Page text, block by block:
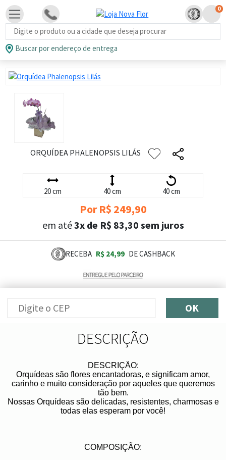
Busca de produtos
0
Buscar por endereço de entrega
ORQUÍDEA PHALENOPSIS LILÁS
20 cm 40 cm 40 cm
Por R$ 249,90
em até3x de R$ 83,30 sem juros
RECEBA R$ 24,99 DE CASHBACK
OK
DESCRIÇÃO
DESCRIÇÃO:
Orquídeas são flores encantadoras, e significam amor,
carinho e muito consideração por aqueles que queremos
tão bem.
Nossas Orquídeas são delicadas, resistentes, charmosas e
todas elas esperam por você!
COMPOSIÇÃO: